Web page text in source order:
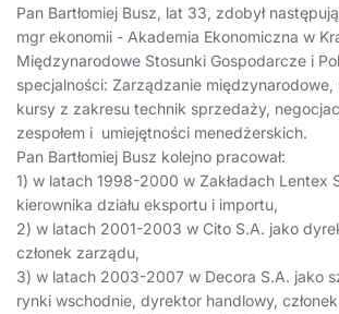
Pan Bartłomiej Busz, lat 33, zdobył
mgr ekonomii - Akademia Ekonomiczna w
Międzynarodowe Stosunki Gospodarcze i
specjalności: Zarządzanie międzynarodowe,
kursy z zakresu technik sprzedaży,
zespołem i umiejętności menedżerskich.
Pan Bartłomiej Busz kolejno pracował:
1) w latach 1998-2000 w Zakładach Lentex
kierownika działu eksportu i importu,
2) w latach 2001-2003 w Cito S.A. jako
członek zarządu,
3) w latach 2003-2007 w Decora S.A. jako
rynki wschodnie, dyrektor handlowy,